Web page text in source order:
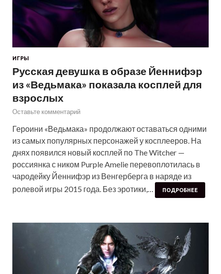
ИГРЫ
Русская девушка в образе Йеннифэр
из «Ведьмака» показала косплей для
взрослых
Оставьте комментарий
Героини «Ведьмака» продолжают оставаться одними
из самых популярных персонажей у косплееров. На
днях появился новый косплей по The Witcher —
россиянка с ником Purple Amelie перевоплотилась в
чародейку Йеннифэр из Венгерберга в наряде из
ролевой игры 2015 года. Без эротики,…
ПОДРОБНЕЕ